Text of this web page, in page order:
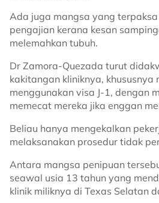
Ada juga mangsa yang
pengajian kerana kesan
melemahkan tubuh.
Dr Zamora-Quezada turut
kakitangan kliniknya, khususnya
menggunakan visa J-1, dengan
memecat mereka jika enggan
Beliau hanya mengekalkan
melaksanakan prosedur tidak
Antara mangsa penipuan
seawal usia 13 tahun yang
klinik miliknya di Texas Selatan